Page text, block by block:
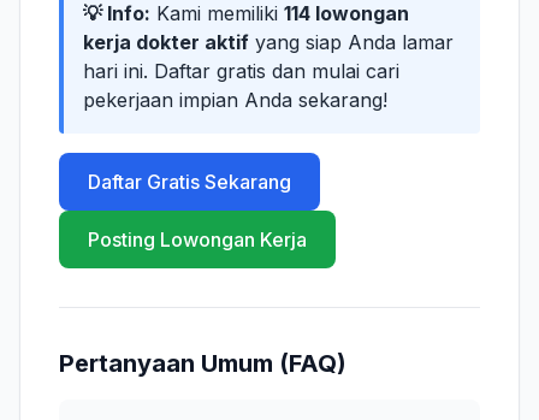
💡 Info: Kami memiliki 114 lowongan
kerja dokter aktif yang siap Anda lamar
hari ini. Daftar gratis dan mulai cari
pekerjaan impian Anda sekarang!
Daftar Gratis Sekarang
Posting Lowongan Kerja
Pertanyaan Umum (FAQ)